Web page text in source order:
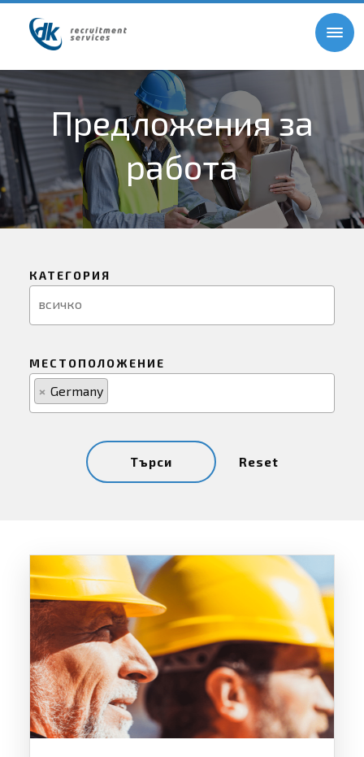
Предложения за
работа
КАТЕГОРИЯ
МЕСТОПОЛОЖЕНИЕ
× Germany
Reset